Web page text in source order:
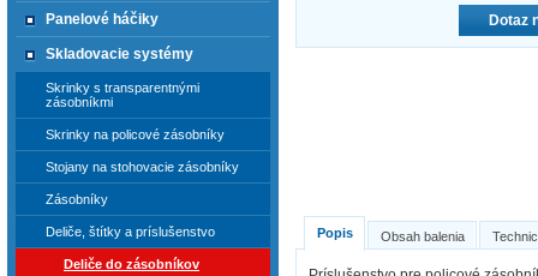
Dotaz
Popis Obsah balenia
Panelové háčiky
Skladovacie systémy
Skrinky s transparentnými
zásobníkmi
Skrinky na policové zásobníky
Stojany na stohovacie zásobníky
Zásobníky
Deliče, štítky a príslušenstvo
Deliče do zásobníkov